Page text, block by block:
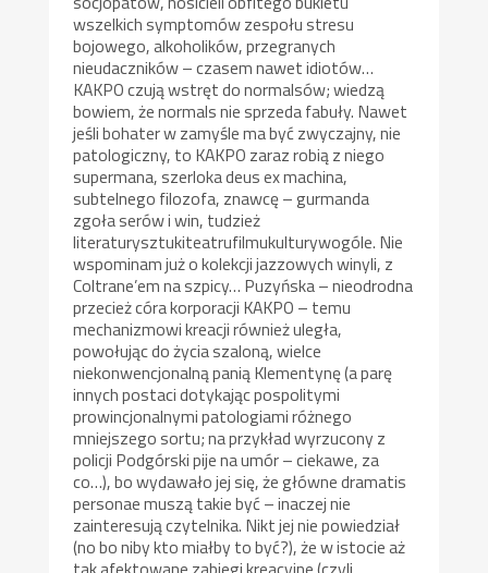
wszelkich symptomów zespołu stresu
bojowego, alkoholików, przegranych
nieudaczników – czasem nawet idiotów…
KAKPO czują wstręt do normalsów; wiedzą
bowiem, że normals nie sprzeda fabuły. Nawet
jeśli bohater w zamyśle ma być zwyczajny, nie
patologiczny, to KAKPO zaraz robią z niego
supermana, szerloka deus ex machina,
subtelnego filozofa, znawcę – gurmanda
zgoła serów i win, tudzież
literaturysztukiteatrufilmukulturywogóle. Nie
wspominam już o kolekcji jazzowych winyli, z
Coltrane’em na szpicy… Puzyńska – nieodrodna
przecież córa korporacji KAKPO – temu
mechanizmowi kreacji również uległa,
powołując do życia szaloną, wielce
niekonwencjonalną panią Klementynę (a parę
innych postaci dotykając pospolitymi
prowincjonalnymi patologiami różnego
mniejszego sortu; na przykład wyrzucony z
policji Podgórski pije na umór – ciekawe, za
co…), bo wydawało jej się, że główne dramatis
personae muszą takie być – inaczej nie
zainteresują czytelnika. Nikt jej nie powiedział
(no bo niby kto miałby to być?), że w istocie aż